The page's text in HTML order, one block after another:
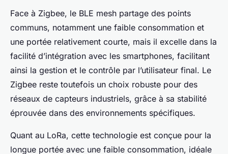
Face à Zigbee, le BLE mesh partage des points
communs, notamment une faible consommation et
une portée relativement courte, mais il excelle dans la
facilité d’intégration avec les smartphones, facilitant
ainsi la gestion et le contrôle par l’utilisateur final. Le
Zigbee reste toutefois un choix robuste pour des
réseaux de capteurs industriels, grâce à sa stabilité
éprouvée dans des environnements spécifiques.
Quant au LoRa, cette technologie est conçue pour la
longue portée avec une faible consommation, idéale